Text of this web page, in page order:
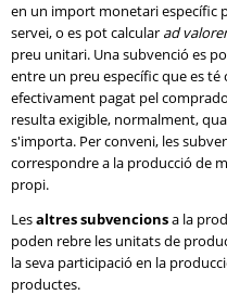
en un import monetari específic
servei, o es pot calcular ad
preu unitari. Una subvenció es
entre un preu específic que es
efectivament pagat pel
resulta exigible, normalment,
s'importa. Per conveni, les
correspondre a la producció de
propi.
Lesaltres subvencionsa la
poden rebre les unitats de
la seva participació en la
productes.